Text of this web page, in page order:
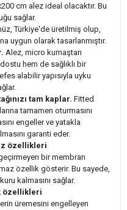
cm alez ideal olacaktır. Bu
sağlar.
Türkiye'de üretilmiş olup,
uygun olarak tasarlanmıştır.
Alez, micro kumaştan
hem de sağlıklı bir
alabilir yapısıyla uyku
tam kaplar. Fitted
tamamen oturmasını
engeller ve yatakla
garanti eder.
özellikleri
geçirmeyen bir membran
özellik gösterir. Bu sayede,
kalmasını sağlar.
özellikleri
üremesini engelleyen